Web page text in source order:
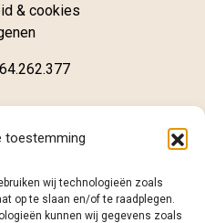
toestemming
wij technologieën zoals
op te slaan en/of te raadplegen.
kunnen wij gegevens zoals
& cookies